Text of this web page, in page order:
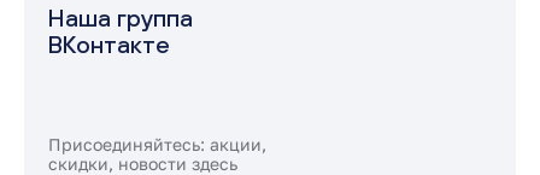
Наша группа
ВКонтакте
Присоединяйтесь: акции,
скидки, новости здесь